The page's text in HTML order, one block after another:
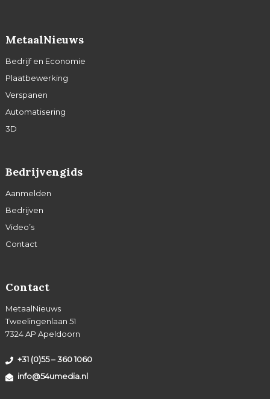
MetaalNieuws
Bedrijf en Economie
Plaatbewerking
Verspanen
Automatisering
3D
Bedrijvengids
Aanmelden
Bedrijven
Video’s
Contact
Contact
MetaalNieuws
Tweelingenlaan 51
7324 AP Apeldoorn
+31 (0)55 – 360 1060
info@54umedia.nl